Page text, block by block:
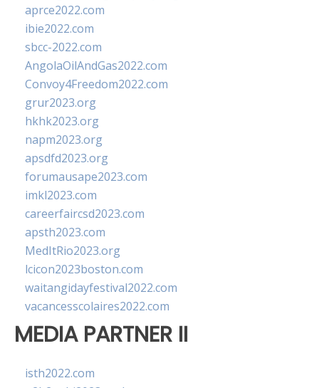
aprce2022.com
ibie2022.com
sbcc-2022.com
AngolaOilAndGas2022.com
Convoy4Freedom2022.com
grur2023.org
hkhk2023.org
napm2023.org
apsdfd2023.org
forumausape2023.com
imkl2023.com
careerfaircsd2023.com
apsth2023.com
MedItRio2023.org
lcicon2023boston.com
waitangidayfestival2022.com
vacancesscolaires2022.com
MEDIA PARTNER II
isth2022.com